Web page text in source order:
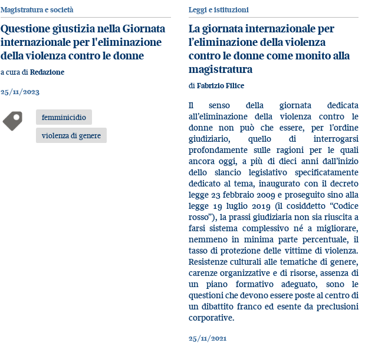
Magistratura e società
Questione giustizia nella Giornata
internazionale per l'eliminazione
della violenza contro le donne
a cura di Redazione
25/11/2023
femminicidio
violenza di genere
Leggi e istituzioni
La giornata internazionale per
l’eliminazione della violenza
contro le donne come monito alla
magistratura
di Fabrizio Filice
Il senso della giornata dedicata
all’eliminazione della violenza contro le
donne non può che essere, per l’ordine
giudiziario, quello di interrogarsi
profondamente sulle ragioni per le quali
ancora oggi, a più di dieci anni dall’inizio
dello slancio legislativo specificatamente
dedicato al tema, inaugurato con il decreto
legge 23 febbraio 2009 e proseguito sino alla
legge 19 luglio 2019 (il cosiddetto “Codice
rosso”), la prassi giudiziaria non sia riuscita a
farsi sistema complessivo né a migliorare,
nemmeno in minima parte percentuale, il
tasso di protezione delle vittime di violenza.
Resistenze culturali alle tematiche di genere,
carenze organizzative e di risorse, assenza di
un piano formativo adeguato, sono le
questioni che devono essere poste al centro di
un dibattito franco ed esente da preclusioni
corporative.
25/11/2021